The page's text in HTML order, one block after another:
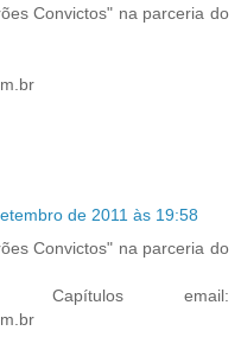
Convictos" na parceria do
de 2011 às 19:58
Convictos" na parceria do
Capítulos email: